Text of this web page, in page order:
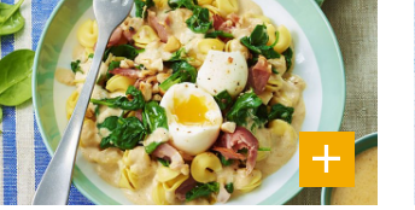
PRÉPARATION
20 Min